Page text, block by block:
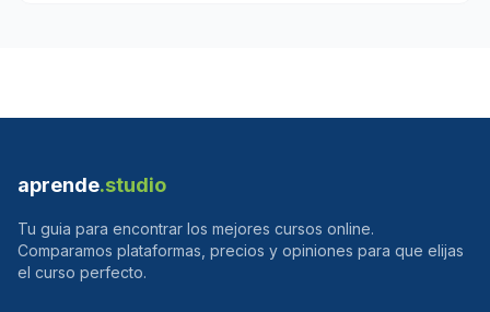
aprende.studio
Tu guia para encontrar los mejores cursos online.
Comparamos plataformas, precios y opiniones para que elijas
el curso perfecto.